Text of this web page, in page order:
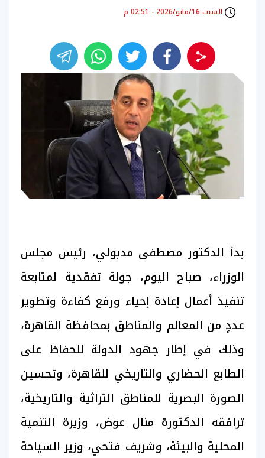
السبت 16/مايو/2026 - 02:51 م
بدأ الدكتور مصطفى مدبولي، رئيس مجلس
الوزراء، صباح اليوم، جولة تفقدية لمتابعة
تنفيذ أعمال إعادة إحياء ورفع كفاءة وتطوير
عددٍ من المعالم والمناطق بمحافظة القاهرة،
وذلك في إطار جهود الدولة للحفاظ على
الطابع الحضاري والتاريخي للقاهرة، وتحسين
الصورة البصرية للمناطق التراثية والتاريخية،
ترافقه الدكتورة منال عوض، وزيرة التنمية
المحلية والبيئة، وشريف فتحي، وزير السياحة